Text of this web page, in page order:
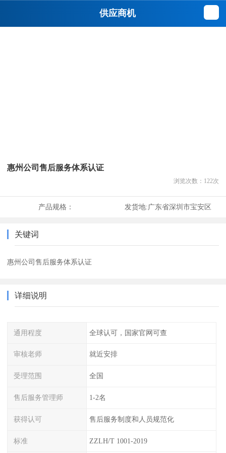
供应商机
惠州公司售后服务体系认证
浏览次数： 122次
产品规格： 发货地:广东省深圳市宝安区
关键词
惠州公司售后服务体系认证
详细说明
通用程度 全球认可，国家官网可查
审核老师 就近安排
受理范围 全国
售后服务管理师 1-2名
获得认可 售后服务制度和人员规范化
标准 ZZLH/T 1001-2019